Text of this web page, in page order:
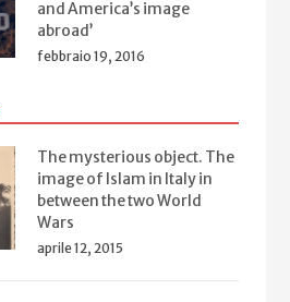
and America’s image
abroad’
febbraio 19, 2016
The mysterious object. The
image of Islam in Italy in
between the two World
Wars
aprile 12, 2015